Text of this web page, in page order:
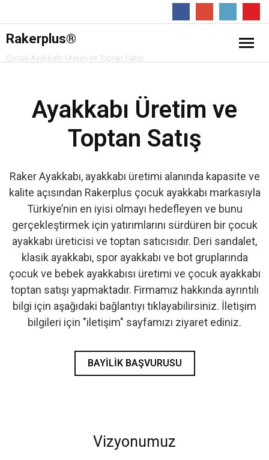
Rakerplus®
Çocuk Ayakkabı Üretim ve Toptan Satışı
Hakkımızda
- Çocuk Spor Ayakkabı
- Klasik Çocuk Ayakkabı
- Çocuk Sandalet
- İlk Adım & Bebek Ayakkabı
- Babetler
Ayakkabı Üretim ve
Toptan Satış
Raker Ayakkabı, ayakkabı üretimi alanında kapasite ve
kalite açısından Rakerplus çocuk ayakkabı markasıyla
Türkiye’nin en iyisi olmayı hedefleyen ve bunu
gerçekleştirmek için yatırımlarını sürdüren bir çocuk
ayakkabı üreticisi ve toptan satıcısıdır. Deri sandalet,
klasik ayakkabı, spor ayakkabı ve bot gruplarında
çocuk ve bebek ayakkabısı üretimi ve çocuk ayakkabı
toptan satışı yapmaktadır. Firmamız hakkında ayrıntılı
bilgi için aşağıdaki bağlantıyı tıklayabilirsiniz. İletişim
bilgileri için "iletişim" sayfamızı ziyaret ediniz.
BAYILIK BAŞVURUSU
Vizyonumuz